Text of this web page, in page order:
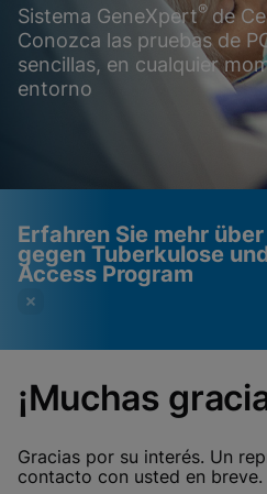
Sistema GeneXpert® de
Conozca las pruebas de
sencillas, en cualquier
entorno
Erfahren Sie mehr
gegen Tuberkulose
Access Program
Videos erfordern,
funktionale
aktiviert sind
Funktionale
aktiviert
Cookie-Einstellungen anzeigen
¡Muchas
Gracias por su interés. Un
contacto con usted en breve.